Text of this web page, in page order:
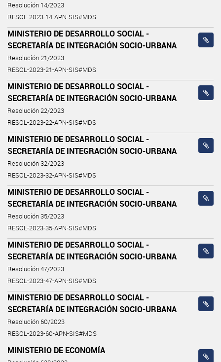
Resolución 14/2023
RESOL-2023-14-APN-SIS#MDS
MINISTERIO DE DESARROLLO SOCIAL -
SECRETARÍA DE INTEGRACIÓN SOCIO-URBANA
Resolución 21/2023
RESOL-2023-21-APN-SIS#MDS
MINISTERIO DE DESARROLLO SOCIAL -
SECRETARÍA DE INTEGRACIÓN SOCIO-URBANA
Resolución 22/2023
RESOL-2023-22-APN-SIS#MDS
MINISTERIO DE DESARROLLO SOCIAL -
SECRETARÍA DE INTEGRACIÓN SOCIO-URBANA
Resolución 32/2023
RESOL-2023-32-APN-SIS#MDS
MINISTERIO DE DESARROLLO SOCIAL -
SECRETARÍA DE INTEGRACIÓN SOCIO-URBANA
Resolución 35/2023
RESOL-2023-35-APN-SIS#MDS
MINISTERIO DE DESARROLLO SOCIAL -
SECRETARÍA DE INTEGRACIÓN SOCIO-URBANA
Resolución 47/2023
RESOL-2023-47-APN-SIS#MDS
MINISTERIO DE DESARROLLO SOCIAL -
SECRETARÍA DE INTEGRACIÓN SOCIO-URBANA
Resolución 60/2023
RESOL-2023-60-APN-SIS#MDS
MINISTERIO DE ECONOMÍA